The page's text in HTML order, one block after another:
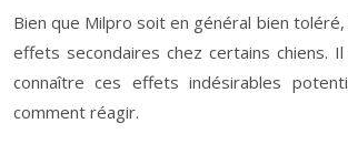
Bien que Milpro soit en général bien
effets secondaires chez certains chiens.
connaître ces effets indésirables
comment réagir.